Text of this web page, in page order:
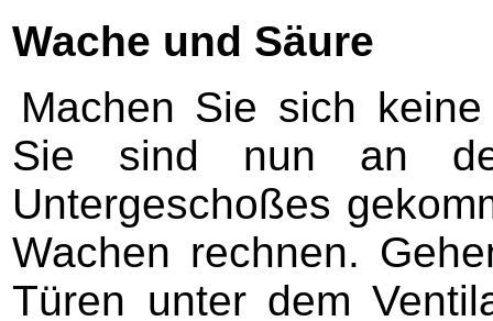
Wache und Säure
Machen Sie sich
Sie sind nun an
Untergeschoßes
Wachen rechnen.
Türen unter dem